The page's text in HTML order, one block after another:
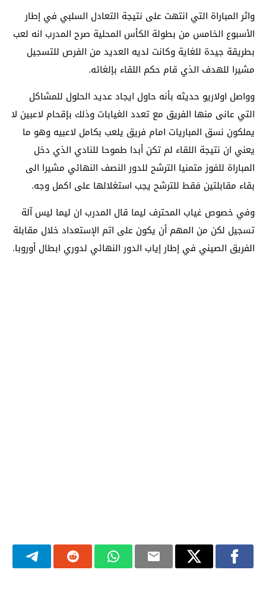
واثر المباراة التي انتهت على نتيجة التعادل السلبي في إطار
الأسبوع الخامس من بطولة الكأس المحلية صرح المدرب انه لعب
بطريقة جيدة للغاية وكانت لديه العديد من الفرص للتسجيل
مشيرا للهدف الذي قام حكم اللقاء بإلغائه.
وواصل اولاريو حديثه بأنه حاول ايجاد عديد الحلول للمشاكل
التي عانى منها الفريق مع تعدد الغيابات وذلك بإقحام لاعبين لا
يملكون نسق المباريات امام فريق يلعب بكامل لاعبيه وهو ما
يعني ان نتيجة اللقاء لم تكن أبدا طموحا للنادي الذي دخل
المباراة للفوز متمنيا الترشح للدور النصف النهائي مشيرا الى
بقاء مقابلتين فقط للترشح يجب استغلالها على اكمل وجه.
وفي خصوص غياب المحترف ليما قال المدرب ان ليما ليس آلة
تسجيل لكن من المهم أن يكون على اتم الإستعداد خلال مقابلة
الفريق الصيني في إطار إياب الدور النهائي لدوري ابطال أوروبا.